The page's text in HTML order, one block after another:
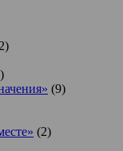
(9)
(2)